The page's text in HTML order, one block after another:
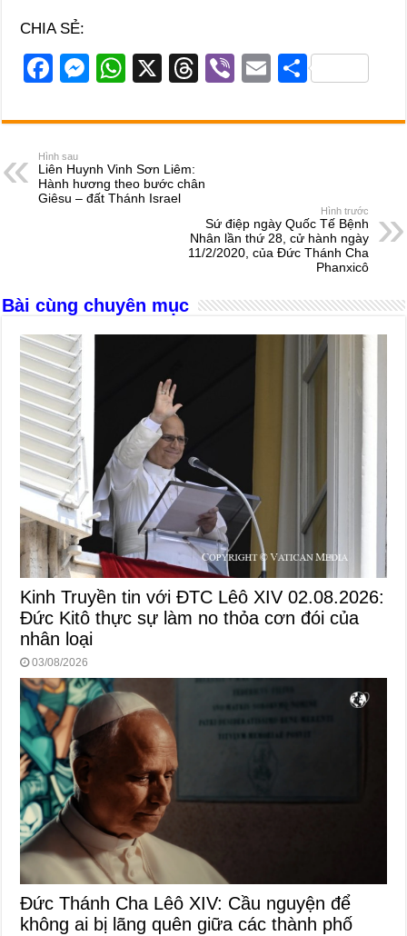
CHIA SẺ:
F
c
e
b
o
M
ss
n
g
W
at
A
p
X
T
e
d
s
Vi
er
E
ail
S
ar
Hình sau
Liên Huynh Vinh Sơn Liêm:
Hành hương theo bước chân
Giêsu – đất Thánh Israel
Hình trước
Sứ điệp ngày Quốc Tế Bệnh
Nhân lần thứ 28, cử hành ngày
11/2/2020, của Đức Thánh Cha
Phanxicô
Bài cùng chuyên mục
Kinh Truyền tin với ĐTC Lêô XIV 02.08.2026:
Đức Kitô thực sự làm no thỏa cơn đói của
nhân loại
03/08/2026
Đức Thánh Cha Lêô XIV: Cầu nguyện để
không ai bị lãng quên giữa các thành phố